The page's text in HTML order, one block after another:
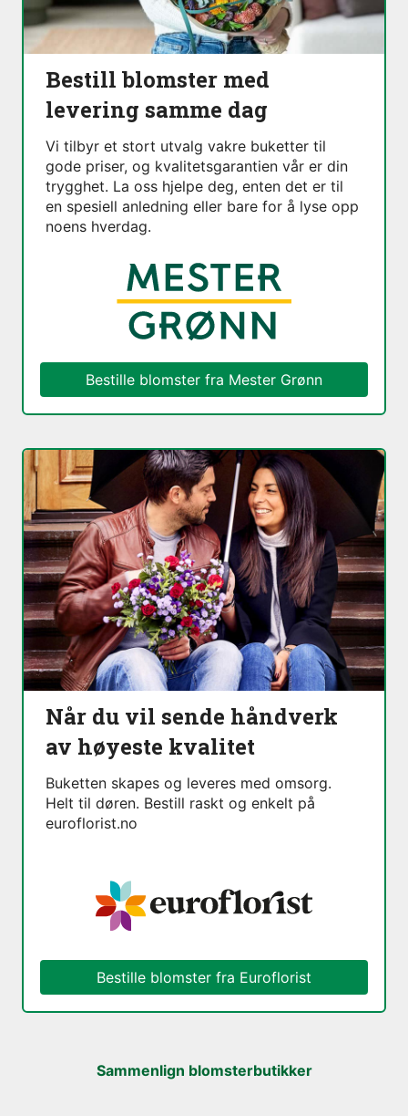
Når du vil sende håndverk
av høyeste kvalitet
Buketten skapes og leveres med omsorg.
Helt til døren. Bestill raskt og enkelt på
euroflorist.no
Bestille blomster fra Euroflorist
Bestill blomster med
levering samme dag
Vi tilbyr et stort utvalg vakre buketter til
gode priser, og kvalitetsgarantien vår er din
trygghet. La oss hjelpe deg, enten det er til
en spesiell anledning eller bare for å lyse opp
noens hverdag.
Bestille blomster fra Mester Grønn
Sammenlign blomsterbutikker